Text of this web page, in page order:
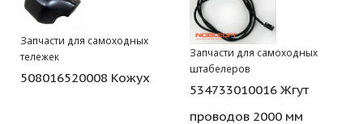
Запчасти для самоходных
тележек
508016520008 Кожух
Запчасти для самоходных
штабелеров
534733010016 Жгут
проводов 2000 мм